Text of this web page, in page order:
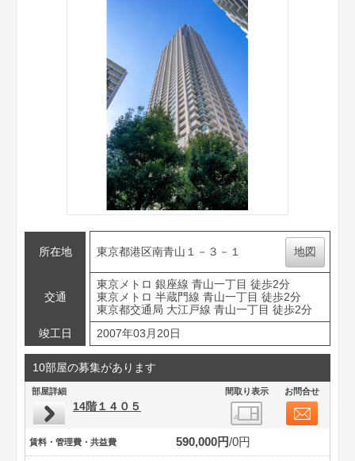
所在地 東京都港区南青山１－３－１ 地図
交通
東京メトロ 銀座線 青山一丁目 徒歩2分
東京メトロ 半蔵門線 青山一丁目 徒歩2分
東京都交通局 大江戸線 青山一丁目 徒歩2分
竣工日
2007年03月20日
10部屋の募集があります
部屋詳細 間取り表示 お問合せ
14階１４０５
賃料・管理費・共益費 590,000円 0円